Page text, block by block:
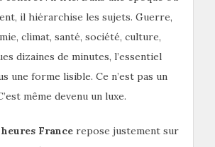
il hiérarchise les sujets. Guerre,
climat, santé, société, culture,
dizaines de minutes, l’essentiel
une forme lisible. Ce n’est pas un
même devenu un luxe.
France repose justement sur